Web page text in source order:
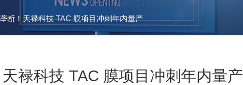
断！天禄科技 TAC 膜项目冲刺年内量产
禄科技 TAC 膜项目冲刺年内量产